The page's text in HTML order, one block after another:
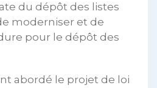
du dépôt des listes
moderniser et de
pour le dépôt des
abordé le projet de loi